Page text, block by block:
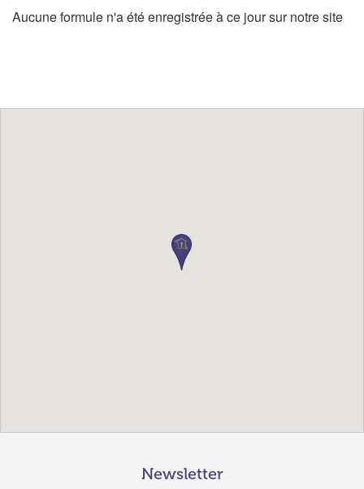
Aucune formule n'a été enregistrée à ce jour sur notre site
Newsletter